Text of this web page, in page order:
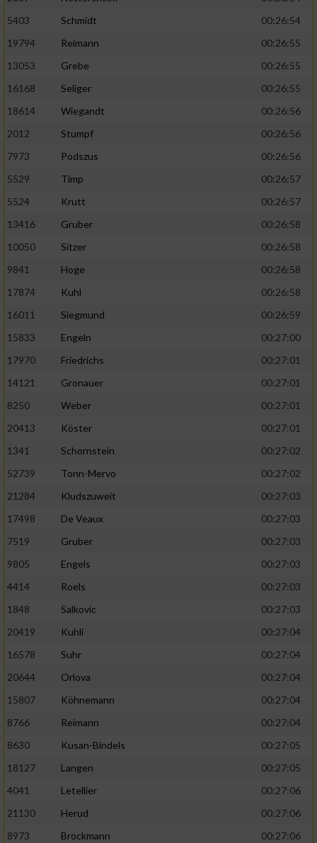
5403
Schmidt
00:26:54
19794
Reimann
00:26:55
13053
Grebe
00:26:55
16168
Seliger
00:26:55
18614
Wiegandt
00:26:56
2012
Stumpf
00:26:56
7973
Podszus
00:26:56
5529
Timp
00:26:57
5524
Krutt
00:26:57
13416
Gruber
00:26:58
10050
Sitzer
00:26:58
9841
Hoge
00:26:58
17874
Kuhl
00:26:58
16011
Siegmund
00:26:59
15833
Engeln
00:27:00
17970
Friedrichs
00:27:01
14121
Gronauer
00:27:01
8250
Weber
00:27:01
20413
Köster
00:27:01
1341
Schornstein
00:27:02
52739
Tonn-Mervo
00:27:02
21284
Kludszuweit
00:27:03
17498
De Veaux
00:27:03
7519
Gruber
00:27:03
9805
Engels
00:27:03
4414
Roels
00:27:03
1848
Salkovic
00:27:03
20419
Kuhli
00:27:04
16578
Suhr
00:27:04
20644
Orlova
00:27:04
15807
Köhnemann
00:27:04
8766
Reimann
00:27:04
8630
Kusan-Bindels
00:27:05
18127
Langen
00:27:05
4041
Letellier
00:27:06
21130
Herud
00:27:06
8973
Brockmann
00:27:06